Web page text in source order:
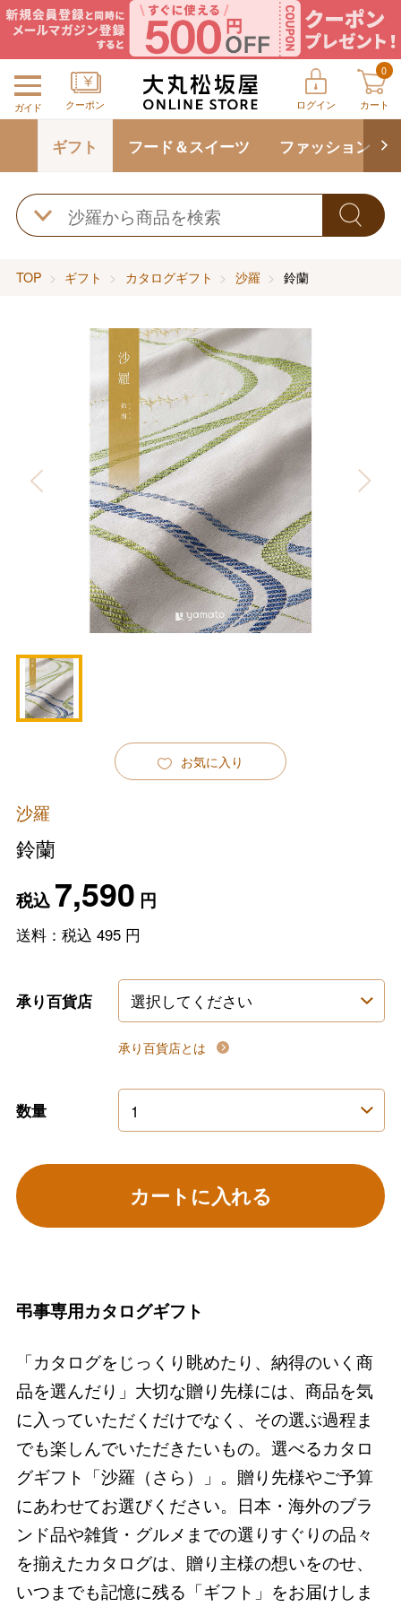
ガイド クーポン ログイン
0
カート
ギフト フード＆スイーツ ファッション
TOP ギフト カタログギフト 沙羅 鈴蘭
お気に入り
沙羅
鈴蘭
税込7,590 円
送料：税込 495円
承り百貨店
承り百貨店とは
数量
カートに入れる
弔事専用カタログギフト
「カタログをじっくり眺めたり、納得のいく商
品を選んだり」大切な贈り先様には、商品を気
に入っていただくだけでなく、その選ぶ過程ま
でも楽しんでいただきたいもの。選べるカタロ
グギフト「沙羅（さら）」。贈り先様やご予算
にあわせてお選びください。日本・海外のブラ
ンド品や雑貨・グルメまでの選りすぐりの品々
を揃えたカタログは、贈り主様の想いをのせ、
いつまでも記憶に残る「ギフト」をお届けしま